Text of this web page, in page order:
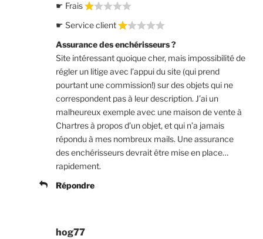
☛ Frais
☛ Service client
Assurance des enchérisseurs ?
Site intéressant quoique cher, mais impossibilité de
régler un litige avec l’appui du site (qui prend
pourtant une commission!) sur des objets qui ne
correspondent pas à leur description. J’ai un
malheureux exemple avec une maison de vente à
Chartres à propos d’un objet, et qui n’a jamais
répondu à mes nombreux mails. Une assurance
des enchérisseurs devrait être mise en place…
rapidement.
Répondre
hog77